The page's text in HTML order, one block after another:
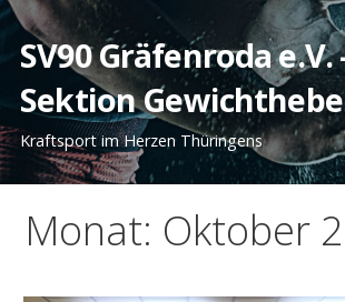
Zum
Inhalt
springen
SV90 Gräfenroda e.V.
Sektion
Kraftsport im Herzen Thüringens
Monat: Oktober